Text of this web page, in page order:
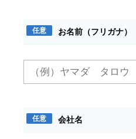
任意 お名前（フリガナ）
任意 会社名